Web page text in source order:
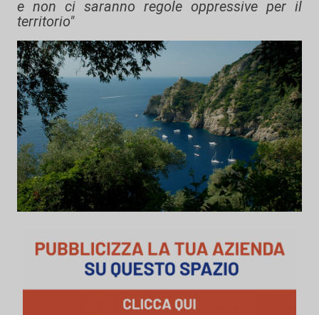
e non ci saranno regole oppressive per il
territorio"